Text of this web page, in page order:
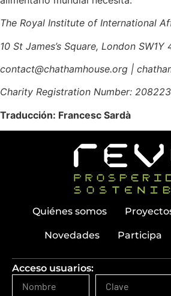
The Royal Institute of International
10 St James’s Square, London SW1Y
contact@chathamhouse.org |
Charity Registration Number: 208223
Traducción: Francesc Sardà
Quiénes somos
Novedades Participa
Acceso usuarios: